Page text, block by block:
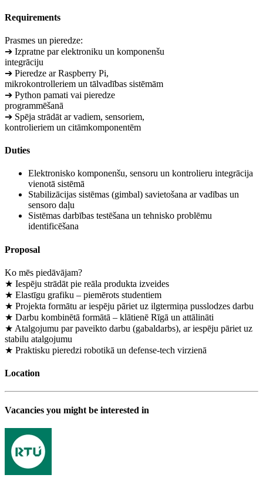
Requirements
Prasmes un pieredze:
➔ Izpratne par elektroniku un komponenšu
integrāciju
➔ Pieredze ar Raspberry Pi,
mikrokontrolleriem un tālvadības sistēmām
➔ Python pamati vai pieredze
programmēšanā
➔ Spēja strādāt ar vadiem, sensoriem,
kontrolieriem un citāmkomponentēm
Duties
Elektronisko komponenšu, sensoru un kontrolieru integrācija
vienotā sistēmā
Stabilizācijas sistēmas (gimbal) savietošana ar vadības un
sensoro daļu
Sistēmas darbības testēšana un tehnisko problēmu
identificēšana
Proposal
Ko mēs piedāvājam?
★ Iespēju strādāt pie reāla produkta izveides
★ Elastīgu grafiku – piemērots studentiem
★ Projekta formātu ar iespēju pāriet uz ilgtermiņa pusslodzes darbu
★ Darbu kombinētā formātā – klātienē Rīgā un attālināti
★ Atalgojumu par paveikto darbu (gabaldarbs), ar iespēju pāriet uz
stabilu atalgojumu
★ Praktisku pieredzi robotikā un defense-tech virzienā
Location
Vacancies you might be interested in